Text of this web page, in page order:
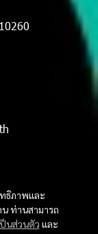
ธิภาพและ
ท่านสามารถ
นส่วนตัว และ